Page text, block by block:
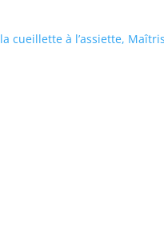
cueillette à l’assiette,